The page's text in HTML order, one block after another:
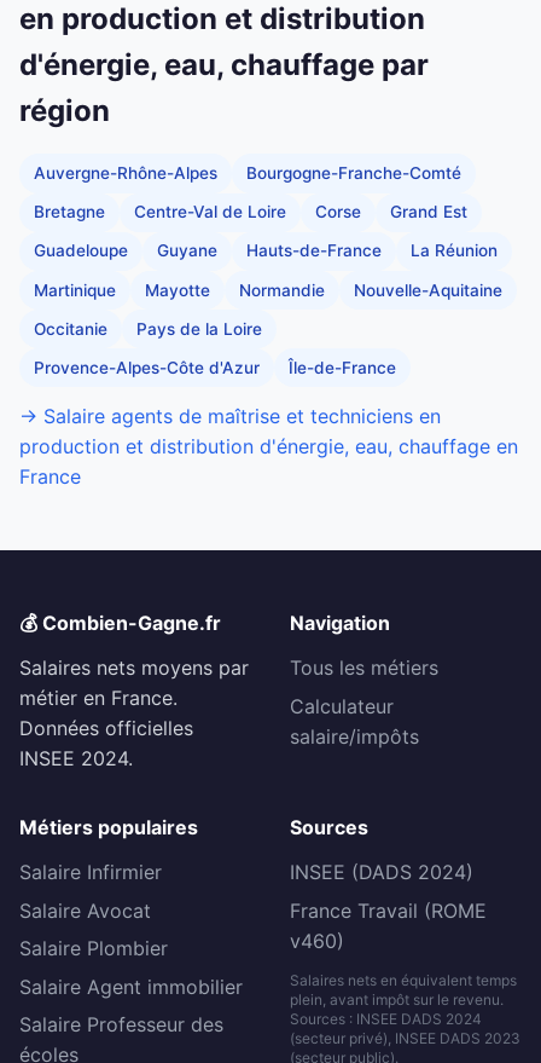
en production et distribution
d'énergie, eau, chauffage par
région
Auvergne-Rhône-Alpes Bourgogne-Franche-Comté
Bretagne Centre-Val de Loire Corse Grand Est
Guadeloupe Guyane Hauts-de-France La Réunion
Martinique Mayotte Normandie Nouvelle-Aquitaine
Occitanie Pays de la Loire
Provence-Alpes-Côte d'Azur Île-de-France
→ Salaire agents de maîtrise et techniciens en
production et distribution d'énergie, eau, chauffage en
France
💰 Combien-Gagne.fr
Salaires nets moyens par
métier en France.
Données officielles
INSEE 2024.
Navigation
Tous les métiers
Calculateur
salaire/impôts
Métiers populaires
Salaire Infirmier
Salaire Avocat
Salaire Plombier
Salaire Agent immobilier
Salaire Professeur des
écoles
Sources
INSEE (DADS 2024)
France Travail (ROME
v460)
Salaires nets en équivalent temps
plein, avant impôt sur le revenu.
Sources : INSEE DADS 2024
(secteur privé), INSEE DADS 2023
(secteur public).